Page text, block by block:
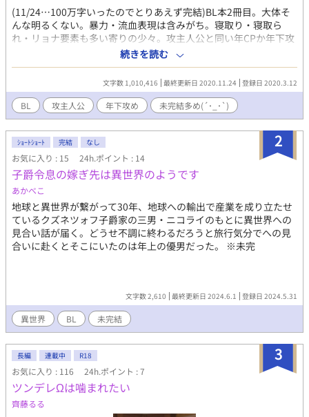
(11/24…100万字いったのでとりあえず完結)BL本2冊目。大体そ
んな明るくない。暴力・流血表現は含みがち。寝取り・寝取ら
れ・リョナ要素も多い寄りの少々。攻主人公と同い年CPか年下攻
めを書きます。女性キャラ登場作も多め。未完結も多め。表紙絵
は当サイトの登録コンテンツのイラストブックにて。完結モノも
エッセイ「喘ぎ声フェチ。」にてプロット等掲載。
続きを読む
文字数 1,010,416 最終更新日 2020.11.24 登録日 2020.3.12
BL 攻主人公 年下攻め 未完結多め(´･_･`)
2
ｼｮｰﾄｼｮｰﾄ 完結 なし
お気に入り : 15 24h.ポイント : 14
子爵令息の嫁ぎ先は異世界のようです
あかべこ
地球と異世界が繋がって30年、地球への輸出で産業を成り立たせ
ているクズネツォフ子爵家の三男・ニコライのもとに異世界への
見合い話が届く。どうせ不調に終わるだろうと旅行気分でへの見
合いに赴くとそこにいたのは年上の優男だった。 ※未完
文字数 2,610 最終更新日 2024.6.1 登録日 2024.5.31
異世界 BL 未完結
3
長編 連載中 R18
お気に入り : 116 24h.ポイント : 7
ツンデレΩは噛まれたい
齊藤るる